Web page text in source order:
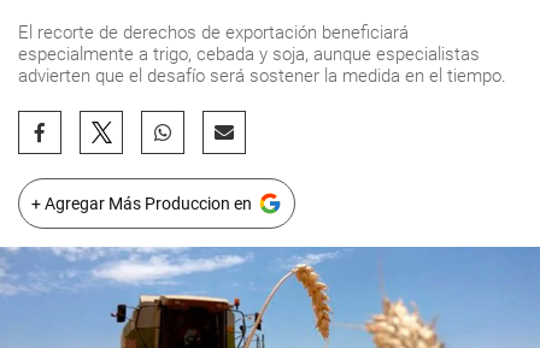
El recorte de derechos de exportación beneficiará
especialmente a trigo, cebada y soja, aunque especialistas
advierten que el desafío será sostener la medida en el tiempo.
+ Agregar Más Produccion en